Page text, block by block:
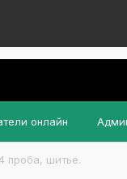
онлайн
проба, шитье.